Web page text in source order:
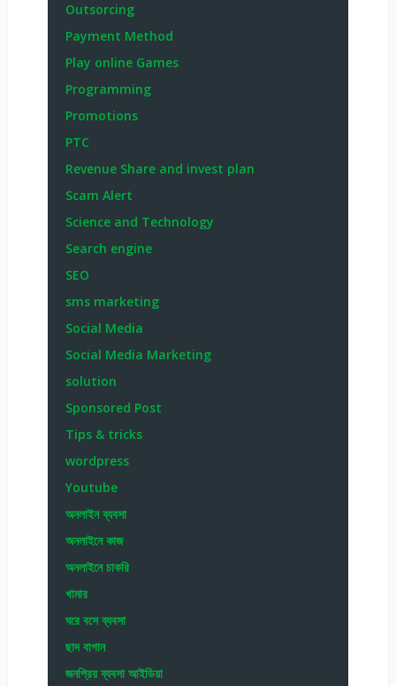
Outsorcing
Payment Method
Play online Games
Programming
Promotions
PTC
Revenue Share and invest plan
Scam Alert
Science and Technology
Search engine
SEO
sms marketing
Social Media
Social Media Marketing
solution
Sponsored Post
Tips & tricks
wordpress
Youtube
অনলাইন ব্যবসা
অনলাইনে কাজ
অনলাইনে চাকরি
খামার
ঘরে বসে ব্যবসা
ছাদ বাগান
জনপ্রিয় ব্যবসা আইডিয়া